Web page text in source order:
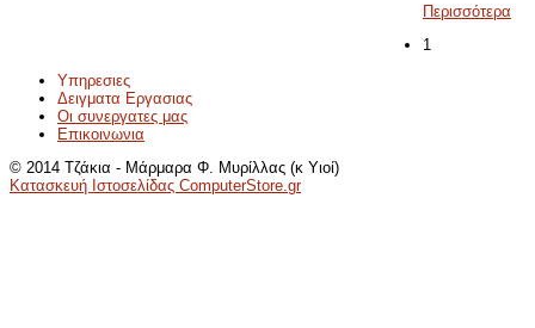
Περισσότερα
1
Υπηρεσιες
Δειγματα Εργασιας
Οι συνεργατες μας
Επικοινωνια
© 2014 Τζάκια - Μάρμαρα Φ. Μυρίλλας (κ Υιοί)
Κατασκευή Ιστοσελίδας ComputerStore.gr